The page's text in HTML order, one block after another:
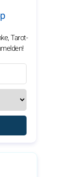
aber nicht
Tarot-